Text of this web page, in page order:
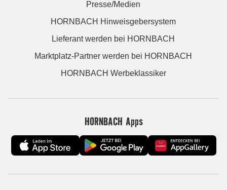
Presse/Medien
HORNBACH Hinweisgebersystem
Lieferant werden bei HORNBACH
Marktplatz-Partner werden bei HORNBACH
HORNBACH Werbeklassiker
HORNBACH Apps